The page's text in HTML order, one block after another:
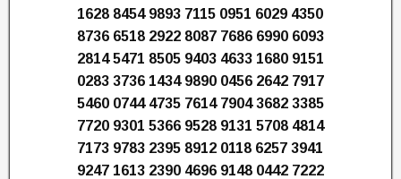
1628 8454 9893 7115 0951 6029 4350
8736 6518 2922 8087 7686 6990 6093
2814 5471 8505 9403 4633 1680 9151
0283 3736 1434 9890 0456 2642 7917
5460 0744 4735 7614 7904 3682 3385
7720 9301 5366 9528 9131 5708 4814
7173 9783 2395 8912 0118 6257 3941
9247 1613 2390 4696 9148 0442 7222